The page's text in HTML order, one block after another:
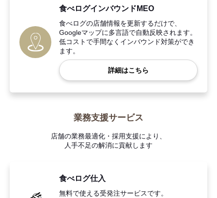
食べログインバウンドMEO
食べログの店舗情報を更新するだけで、
Googleマップに多言語で自動反映されます。
低コストで手間なくインバウンド対策ができ
ます。
詳細はこちら
業務支援サービス
店舗の業務最適化・採用支援により、
人手不足の解消に貢献します
食べログ仕入
無料で使える受発注サービスです。